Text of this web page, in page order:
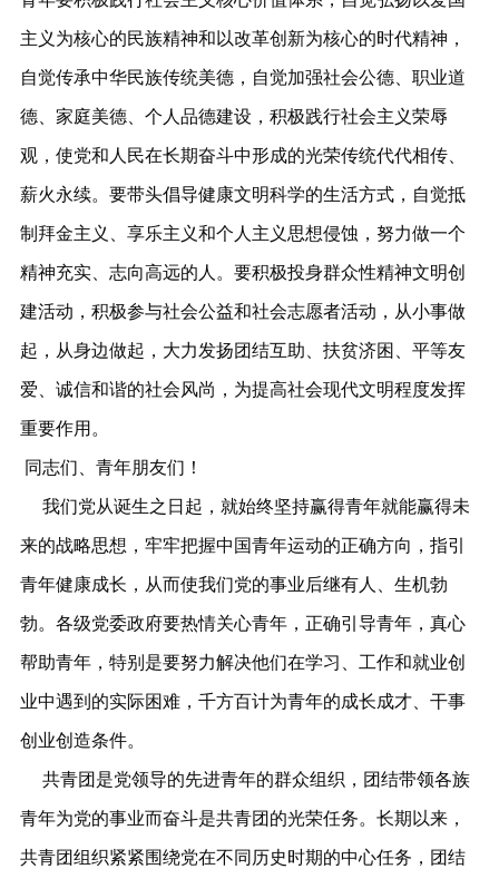
主义为核心的民族精神和以改革创新为核心的时代精神，
自觉传承中华民族传统美德，自觉加强社会公德、职业道
德、家庭美德、个人品德建设，积极践行社会主义荣辱
观，使党和人民在长期奋斗中形成的光荣传统代代相传、
薪火永续。要带头倡导健康文明科学的生活方式，自觉抵
制拜金主义、享乐主义和个人主义思想侵蚀，努力做一个
精神充实、志向高远的人。要积极投身群众性精神文明创
建活动，积极参与社会公益和社会志愿者活动，从小事做
起，从身边做起，大力发扬团结互助、扶贫济困、平等友
爱、诚信和谐的社会风尚，为提高社会现代文明程度发挥
重要作用。
同志们、青年朋友们！
我们党从诞生之日起，就始终坚持赢得青年就能赢得未
来的战略思想，牢牢把握中国青年运动的正确方向，指引
青年健康成长，从而使我们党的事业后继有人、生机勃
勃。各级党委政府要热情关心青年，正确引导青年，真心
帮助青年，特别是要努力解决他们在学习、工作和就业创
业中遇到的实际困难，千方百计为青年的成长成才、干事
创业创造条件。
共青团是党领导的先进青年的群众组织，团结带领各族
青年为党的事业而奋斗是共青团的光荣任务。长期以来，
共青团组织紧紧围绕党在不同历史时期的中心任务，团结